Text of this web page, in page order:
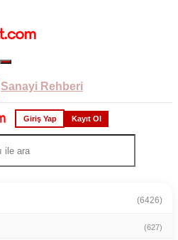
Sanayi Rehberi
Giriş Yap Kayıt Ol
(6426)
(627)